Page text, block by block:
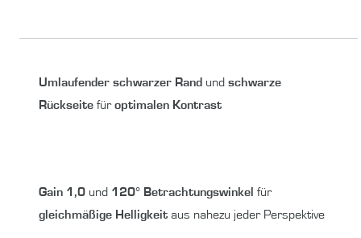
Umlaufender schwarzer Rand und schwarze
Rückseite füroptimalen Kontrast
Gain 1,0 und 120° Betrachtungswinkel für
gleichmäßige Helligkeit aus nahezu jeder Perspektive